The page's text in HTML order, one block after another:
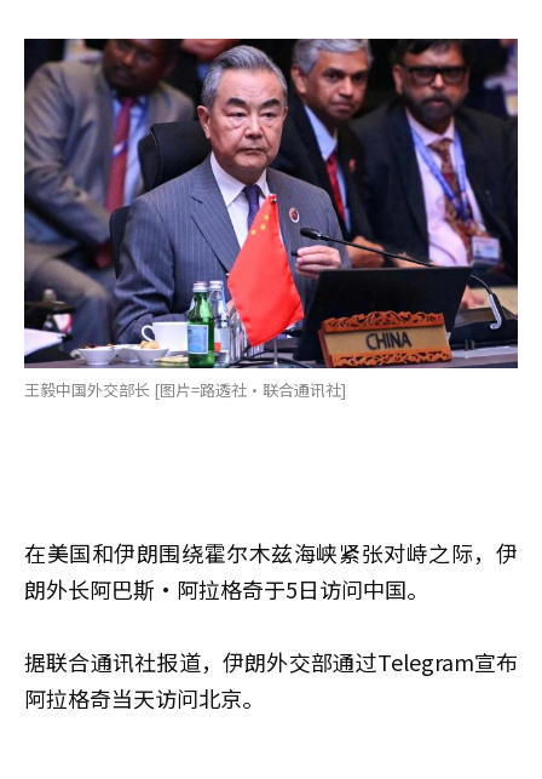
王毅中国外交部长 [图片=路透社·联合通讯社]
在美国和伊朗围绕霍尔木兹海峡紧张对峙之际，伊
朗外长阿巴斯·阿拉格奇于5日访问中国。
据联合通讯社报道，伊朗外交部通过Telegram宣布
阿拉格奇当天访问北京。